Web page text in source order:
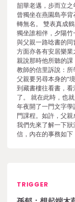
韶華老邁，步而立
曾獨坐在燕園島亭
轉無名。 雙表真成
獨坐誰相伴，夕陽
與父親一路唸書的
方面亦各有安居樂
親說那時他所聽的
教師的信里訴說：所
父親要另尋本身的“
到藏書樓往看書，看
了。 就在此時，也
年夜開了一門文字
門課程。如許，父親
我們先來了解一下
信，內在的事務如下
TRIGGER